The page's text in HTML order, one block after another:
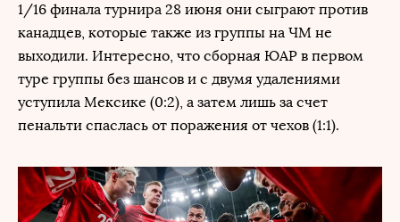
1/16 финала турнира 28 июня они сыграют против
канадцев, которые также из группы на ЧМ не
выходили. Интересно, что сборная ЮАР в первом
туре группы без шансов и с двумя удалениями
уступила Мексике (0:2), а затем лишь за счет
пенальти спаслась от поражения от чехов (1:1).